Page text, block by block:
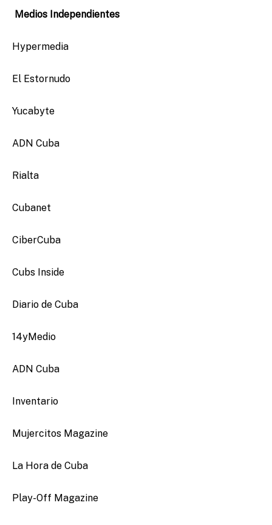
Medios Independientes
Hypermedia
El Estornudo
Yucabyte
ADN Cuba
Rialta
Cubanet
CiberCuba
Cubs Inside
Diario de Cuba
14yMedio
ADN Cuba
Inventario
Mujercitos Magazine
La Hora de Cuba
Play-Off Magazine